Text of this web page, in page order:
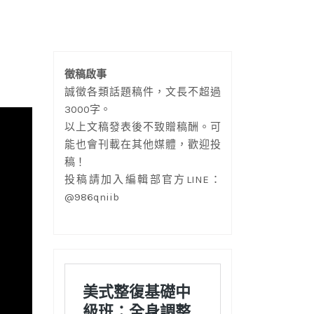
徵稿啟事
誠徵各類話題稿件，文長不超過
3000字。
以上文稿發表後不致贈稿酬。可
能也會刊載在其他媒體，歡迎投
稿！
投稿請加入編輯部官方LINE：
@986qniib